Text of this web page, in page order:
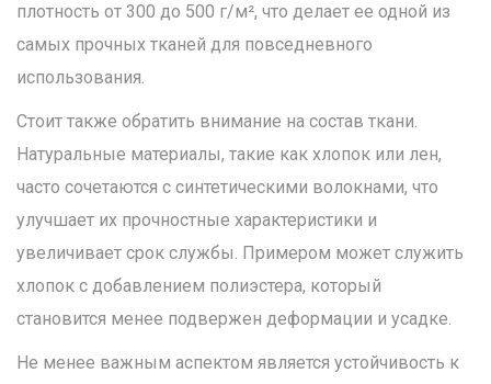
плотность от 300 до 500 г/м², что делает ее одной из
самых прочных тканей для повседневного
использования.
Стоит также обратить внимание на состав ткани.
Натуральные материалы, такие как хлопок или лен,
часто сочетаются с синтетическими волокнами, что
улучшает их прочностные характеристики и
увеличивает срок службы. Примером может служить
хлопок с добавлением полиэстера, который
становится менее подвержен деформации и усадке.
Не менее важным аспектом является устойчивость к